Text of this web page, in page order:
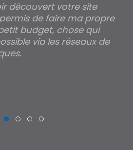
découvert votre site
de faire ma propre
budget, chose qui
via les réseaux de